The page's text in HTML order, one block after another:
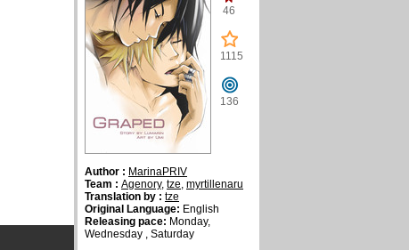
46
1115
136
Author : MarinaPRIV
Team : Agenory, tze, myrtillenaru
Translation by : tze
Original Language: English
Releasing pace: Monday,
Wednesday , Saturday